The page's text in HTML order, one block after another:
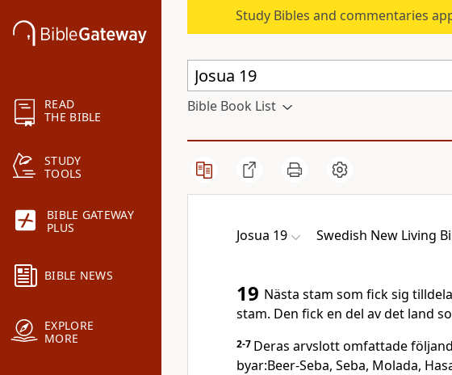
READ
THE BIBLE
STUDY
TOOLS
BIBLE GATEWAY
PLUS
BIBLE NEWS
EXPLORE
MORE
Study Bibles and commentaries
Bible Book List
Josua 19 Swedish New Living
19 Nästa stam som fick sig
stam. Den fick en del av det land
2-7 Deras arvslott omfattade
byar:Beer-Seba, Seba, Molada,